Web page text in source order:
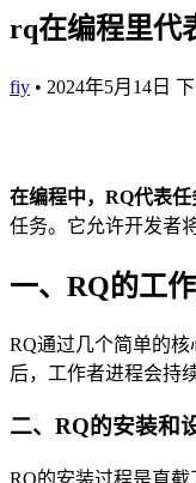
rq在编程里代
fiy • 2024年5月14日
在编程中，RQ代表
任务。它允许开发者
一、RQ的工
RQ通过几个简单的核
后，工作者进程会持
二、RQ的安装和
RQ的安装过程是直截